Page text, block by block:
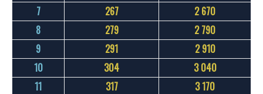
7
267
2 670
8
279
2 790
9
291
2 910
10
304
3 040
11
317
3 170